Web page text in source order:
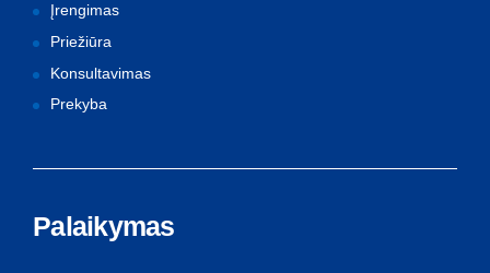
Įrengimas
Priežiūra
Konsultavimas
Prekyba
Palaikymas